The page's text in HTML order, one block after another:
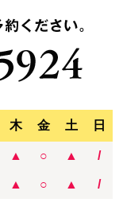
木 金 土 日
▲ ○ ▲ /
▲ ○ ▲ /